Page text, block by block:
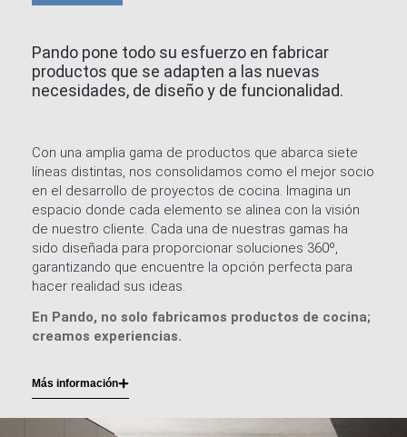
Pando pone todo su esfuerzo en fabricar
productos que se adapten a las nuevas
necesidades, de diseño y de funcionalidad.
Con una amplia gama de productos que abarca siete
líneas distintas, nos consolidamos como el mejor socio
en el desarrollo de proyectos de cocina. Imagina un
espacio donde cada elemento se alinea con la visión
de nuestro cliente. Cada una de nuestras gamas ha
sido diseñada para proporcionar soluciones 360º,
garantizando que encuentre la opción perfecta para
hacer realidad sus ideas.
En Pando, no solo fabricamos productos de cocina;
creamos experiencias.
Más información